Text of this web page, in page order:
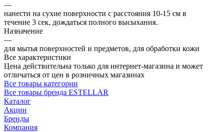
—
нанести на сухие поверхности с расстояния 10-15 см в
течение 3 сек, дождаться полного высыхания.
Назначение
—
для мытья поверхностей и предметов, для обработки кожи
Все характеристики
Цена действительна только для интернет-магазина и может
отличаться от цен в розничных магазинах
Все товары категории
Все товары бренда ESTELLAR
Каталог
Акции
Бренды
Компания